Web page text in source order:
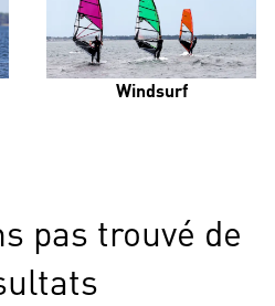
Windsurf
pas trouvé de